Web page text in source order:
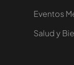
Eventos
Salud y